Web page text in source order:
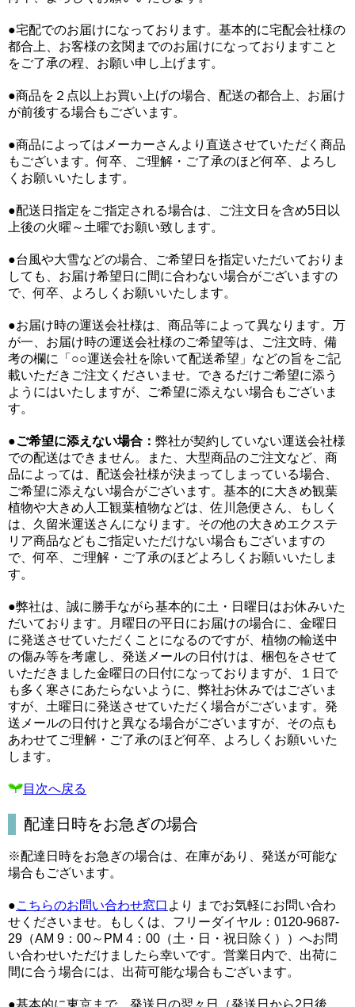
●宅配でのお届けになっております。基本的に宅配会社様の
都合上、お客様の玄関までのお届けになっておりますこと
をご了承の程、お願い申し上げます。
●商品を２点以上お買い上げの場合、配送の都合上、お届け
が前後する場合もございます。
●商品によってはメーカーさんより直送させていただく商品
もございます。何卒、ご理解・ご了承のほど何卒、よろし
くお願いいたします。
●配送日指定をご指定される場合は、ご注文日を含め5日以
上後の火曜～土曜でお願い致します。
●台風や大雪などの場合、ご希望日を指定いただいておりま
しても、お届け希望日に間に合わない場合がございますの
で、何卒、よろしくお願いいたします。
●お届け時の運送会社様は、商品等によって異なります。万
が一、お届け時の運送会社様のご希望等は、ご注文時、備
考の欄に「○○運送会社を除いて配送希望」などの旨をご記
載いただきご注文くださいませ。できるだけご希望に添う
ようにはいたしますが、ご希望に添えない場合もございま
す。
●ご希望に添えない場合： 弊社が契約していない運送会社様
での配送はできません。また、大型商品のご注文など、商
品によっては、配送会社様が決まってしまっている場合、
ご希望に添えない場合がございます。基本的に大きめ観葉
植物や大きめ人工観葉植物などは、佐川急便さん、もしく
は、久留米運送さんになります。その他の大きめエクステ
リア商品などもご指定いただけない場合もございますの
で、何卒、ご理解・ご了承のほどよろしくお願いいたしま
す。
●弊社は、誠に勝手ながら基本的に土・日曜日はお休みいた
だいております。月曜日の平日にお届けの場合に、金曜日
に発送させていただくことになるのですが、植物の輸送中
の傷み等を考慮し、発送メールの日付けは、梱包をさせて
いただきました金曜日の日付になっておりますが、１日で
も多く寒さにあたらないように、弊社お休みではございま
すが、土曜日に発送させていただく場合がございます。発
送メールの日付けと異なる場合がございますが、その点も
あわせてご理解・ご了承のほど何卒、よろしくお願いいた
します。
目次へ戻る
配達日時をお急ぎの場合
※配達日時をお急ぎの場合は、在庫があり、発送が可能な
場合もございます。
●こちらのお問い合わせ窓口 より までお気軽にお問い合わ
せくださいませ。もしくは、フリーダイヤル：0120-9687-
29（AM 9：00～PM 4：00（土・日・祝日除く））へお問
い合わせいただけましたら幸いです。営業日内で、出荷に
間に合う場合には、出荷可能な場合もございます。
●基本的に東京まで、発送日の翌々日（発送日から2日後、